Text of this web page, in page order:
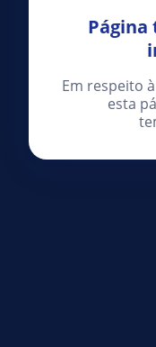
Em respeito
esta